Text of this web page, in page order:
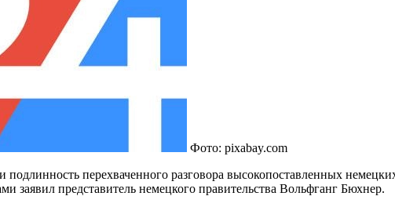
Фото: pixabay.com
перехваченного разговора высокопоставленных
представитель немецкого правительства Вольфганг Бюхнер.